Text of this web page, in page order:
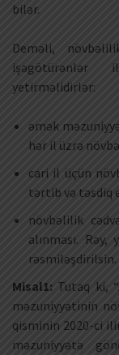
bilər.
Deməli,
işəgötürənlər
yetirməlidirlər:
əmək
hər il üzrə
cari il üçün
tərtib və təsdiq
növbəlilik
alınması.
rəsmiləşdirilsin.
Misal1: Tutaq ki,
məzuniyyətinin
qisminin 2020-ci
məzuniyyətə